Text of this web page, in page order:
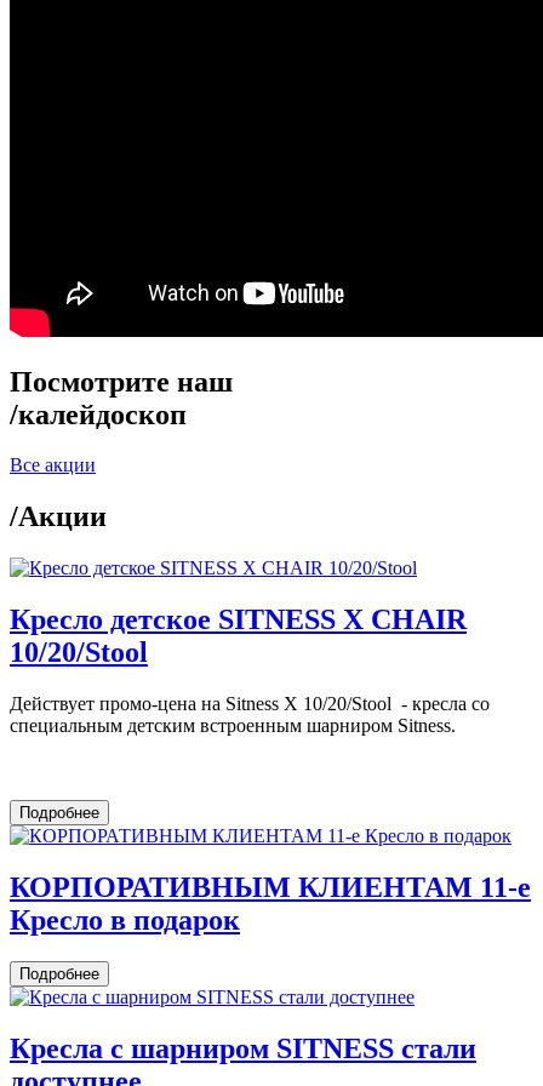
Посмотрите наш
/калейдоскоп
Все акции
/Акции
Кресло детское SITNESS X CHAIR
10/20/Stool
Действует промо-цена на Sitness X 10/20/Stool - кресла со
специальным детским встроенным шарниром Sitness.
Подробнее
КОРПОРАТИВНЫМ КЛИЕНТАМ 11-е
Кресло в подарок
Подробнее
Кресла c шарниром SITNESS стали